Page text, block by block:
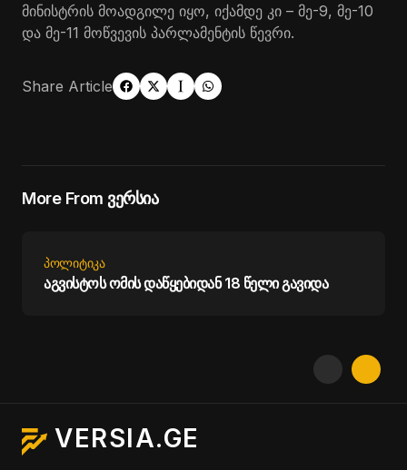
მინისტრის მოადგილე იყო, იქამდე კი – მე-9, მე-10
და მე-11 მოწვევის პარლამენტის წევრი.
Share Article
More From ვერსია
ᲞᲝᲚᲘᲢᲘᲙᲐ
აგვისტოს ომის დაწყებიდან 18 წელი გავიდა
VERSIA.GE